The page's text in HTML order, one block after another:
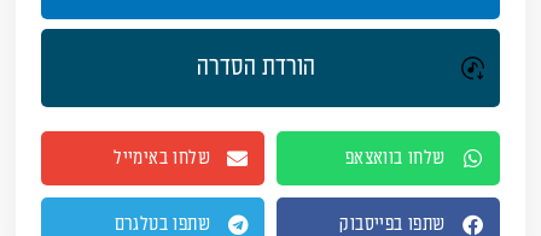
הורדת הסדרה
שלחו בוואצאפ שלחו באימייל
שתפו בפייסבוק שתפו בטלגרם